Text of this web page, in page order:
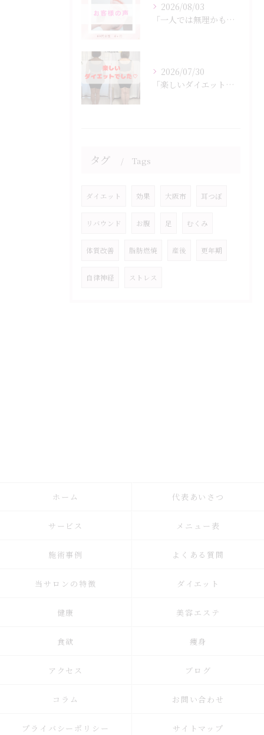
2026/08/03
「一人では無理かも…」
2026/07/30
「楽しいダイエットでした♡」
タグ Tags
ダイエット 効果 大阪市 耳つぼ
リバウンド お腹 足 むくみ
体質改善 脂肪燃焼 産後 更年期
自律神経 ストレス
ホーム 代表あいさつ
サービス メニュー表
施術事例 よくある質問
当サロンの特徴 ダイエット
健康 美容エステ
食欲 痩身
アクセス ブログ
コラム お問い合わせ
プライバシーポリシー サイトマップ